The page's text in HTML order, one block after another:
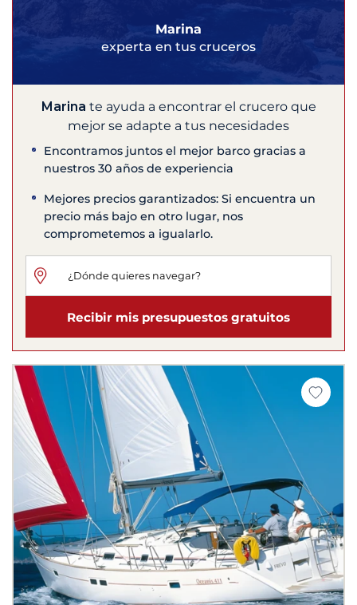
Marina
experta en tus cruceros
Marina te ayuda a encontrar el crucero que
mejor se adapte a tus necesidades
Encontramos juntos el mejor barco gracias a
nuestros 30 años de experiencia
Mejores precios garantizados: Si encuentra un
precio más bajo en otro lugar, nos
comprometemos a igualarlo.
Recibir mis presupuestos gratuitos